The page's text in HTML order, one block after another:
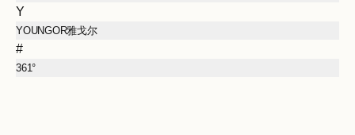
Y
YOUNGOR雅戈尔
#
361°